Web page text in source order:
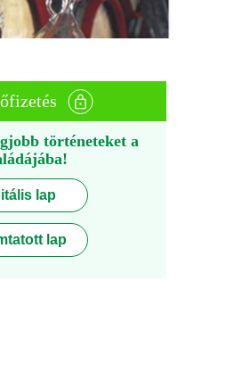
történeteket a
lap
lap